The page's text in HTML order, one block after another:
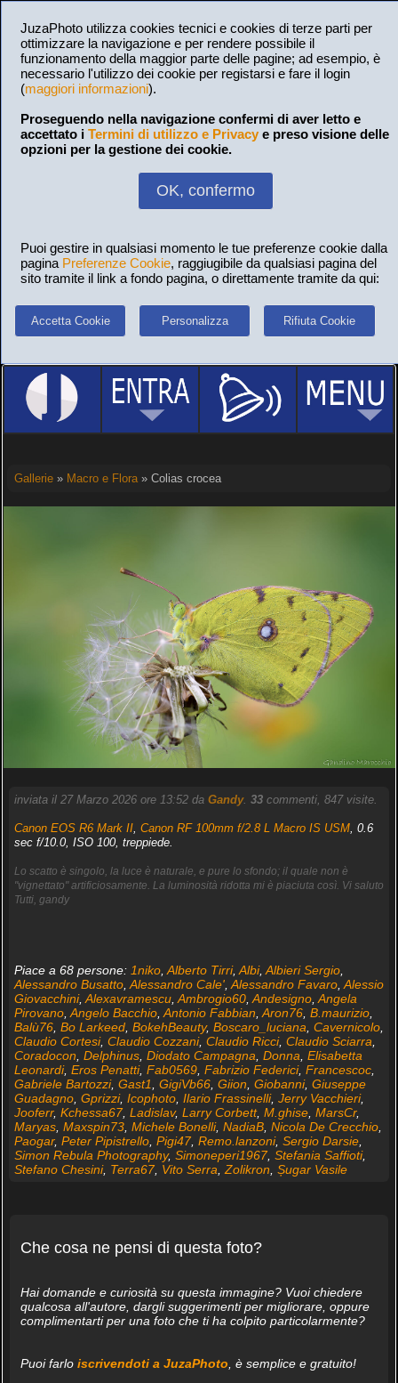
JuzaPhoto utilizza cookies tecnici e cookies di terze parti per
ottimizzare la navigazione e per rendere possibile il
funzionamento della maggior parte delle pagine; ad esempio, è
necessario l'utilizzo dei cookie per registarsi e fare il login
(maggiori informazioni).
Proseguendo nella navigazione confermi di aver letto e
accettato i Termini di utilizzo e Privacy e preso visione delle
opzioni per la gestione dei cookie.
OK, confermo
Puoi gestire in qualsiasi momento le tue preferenze cookie dalla
pagina Preferenze Cookie, raggiugibile da qualsiasi pagina del
sito tramite il link a fondo pagina, o direttamente tramite da qui:
Accetta Cookie Personalizza Rifiuta Cookie
Gallerie» Macro e Flora» Colias crocea
inviata il 27 Marzo 2026 ore 13:52 da Gandy. 33commenti, 847 visite.
Canon EOS R6 Mark II, Canon RF 100mm f/2.8 L Macro IS USM, 0.6
sec f/10.0, ISO 100, treppiede.
Lo scatto è singolo, la luce è naturale, e pure lo sfondo; il quale non è
"vignettato" artificiosamente. La luminosità ridotta mi è piaciuta così. Vi saluto
Tutti, gandy
Piace a 68 persone: 1niko, Alberto Tirri, Albi, Albieri Sergio,
Alessandro Busatto, Alessandro Cale', Alessandro Favaro, Alessio
Giovacchini, Alexavramescu, Ambrogio60, Andesigno, Angela
Pirovano, Angelo Bacchio, Antonio Fabbian Aron76, B.maurizio,
Balù76, Bo Larkeed, BokehBeauty, Boscaro_luciana Cavernicolo,
Claudio Cortesi, Claudio Cozzani, Claudio Ricci, Claudio Sciarra
Coradocon Delphinus, Diodato Campagna Donna Elisabetta
Leonardi, Eros Penatti, Fab0569, Fabrizio Federici, Francescoc,
Gabriele Bartozzi, Gast1 GigiVb66, Giion Giobanni, Giuseppe
Guadagno, Gprizzi, Icophoto, Ilario Frassinelli, Jerry Vacchieri,
Jooferr, Kchessa67, Ladislav, Larry Corbett, M.ghise, MarsCr,
Maryas, Maxspin73, Michele Bonelli, NadiaB, Nicola De Crecchio,
Paogar, Peter Pipistrello, Pigi47, Remo.lanzoni, Sergio Darsie,
Simon Rebula Photography, Simoneperi1967, Stefania Saffioti,
Stefano Chesini, Terra67, Vito Serra Zolikron Șugar Vasile
Che cosa ne pensi di questa foto?
Hai domande e curiosità su questa immagine? Vuoi chiedere
qualcosa all'autore, dargli suggerimenti per migliorare, oppure
complimentarti per una foto che ti ha colpito particolarmente?
Puoi farlo iscrivendoti a JuzaPhoto , è semplice e gratuito!